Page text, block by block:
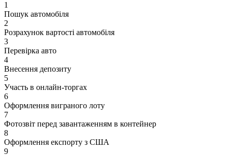
1
Пошук автомобіля
2
Розрахунок вартості автомобіля
3
Перевірка авто
4
Внесення депозиту
5
Участь в онлайн-торгах
6
Оформлення виграного лоту
7
Фотозвіт перед завантаженням в контейнер
8
Оформлення експорту з США
9